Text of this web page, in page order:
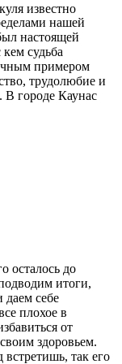
известно
нашей
настоящей
судьба
примером
трудолюбие и
В городе Каунас
осталось до
итоги,
даем себе
плохое в
от
здоровьем.
так его